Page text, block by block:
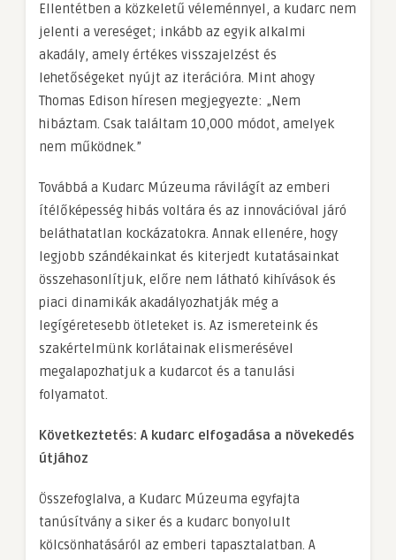
Ellentétben a közkeletű véleménnyel, a kudarc nem
jelenti a vereséget; inkább az egyik alkalmi
akadály, amely értékes visszajelzést és
lehetőségeket nyújt az iterációra. Mint ahogy
Thomas Edison híresen megjegyezte: „Nem
hibáztam. Csak találtam 10,000 módot, amelyek
nem működnek.”
Továbbá a Kudarc Múzeuma rávilágít az emberi
ítélőképesség hibás voltára és az innovációval járó
beláthatatlan kockázatokra. Annak ellenére, hogy
legjobb szándékainkat és kiterjedt kutatásainkat
összehasonlítjuk, előre nem látható kihívások és
piaci dinamikák akadályozhatják még a
legígéretesebb ötleteket is. Az ismereteink és
szakértelmünk korlátainak elismerésével
megalapozhatjuk a kudarcot és a tanulási
folyamatot.
Következtetés: A kudarc elfogadása a növekedés
útjához
Összefoglalva, a Kudarc Múzeuma egyfajta
tanúsítvány a siker és a kudarc bonyolult
kölcsönhatásáról az emberi tapasztalatban. A